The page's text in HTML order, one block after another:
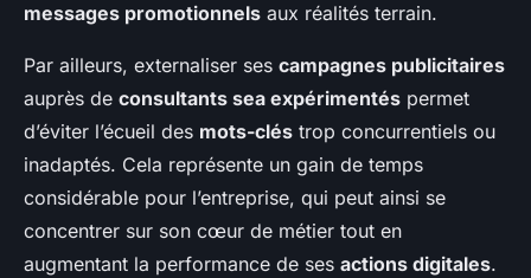
messages promotionnels aux réalités terrain.
Par ailleurs, externaliser ses campagnes publicitaires
auprès de consultants sea expérimentés permet
d’éviter l’écueil des mots-clés trop concurrentiels ou
inadaptés. Cela représente un gain de temps
considérable pour l’entreprise, qui peut ainsi se
concentrer sur son cœur de métier tout en
augmentant la performance de ses actions digitales.